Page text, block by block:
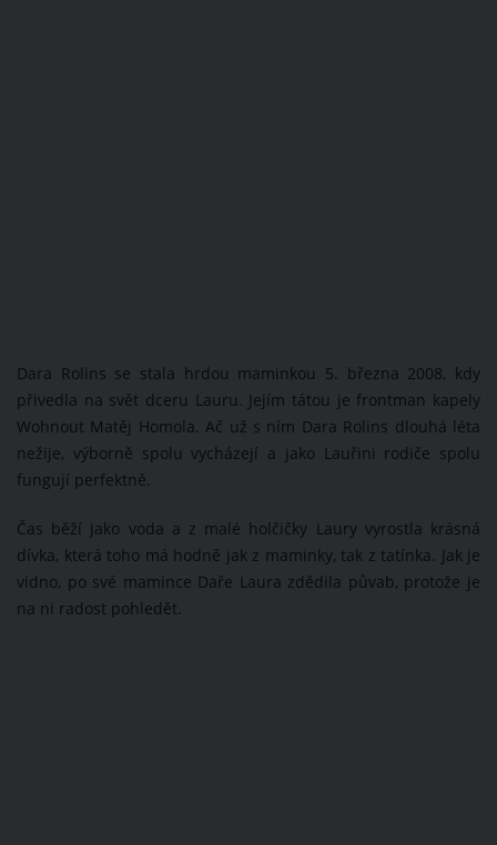
Dara Rolins se stala hrdou maminkou 5. března 2008, kdy
přivedla na svět dceru Lauru. Jejím tátou je frontman kapely
Wohnout Matěj Homola. Ač už s ním Dara Rolins dlouhá léta
nežije, výborně spolu vycházejí a jako Lauřini rodiče spolu
fungují perfektně.
Čas běží jako voda a z malé holčičky Laury vyrostla krásná
dívka, která toho má hodně jak z maminky, tak z tatínka. Jak je
vidno, po své mamince Daře Laura zdědila půvab, protože je
na ni radost pohledět.